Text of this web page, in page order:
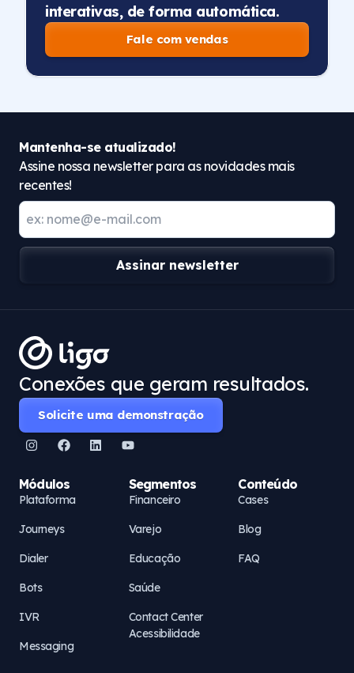
interativas, de forma automática.
Fale com vendas
Mantenha-se atualizado!
Assine nossa newsletter para as novidades mais
recentes!
Assinar newsletter
Conexões que geram resultados.
Solicite uma demonstração
Módulos
Plataforma
Journeys
Dialer
Bots
IVR
Messaging
Segmentos
Financeiro
Varejo
Educação
Saúde
Contact Center
Acessibilidade
Conteúdo
Cases
Blog
FAQ